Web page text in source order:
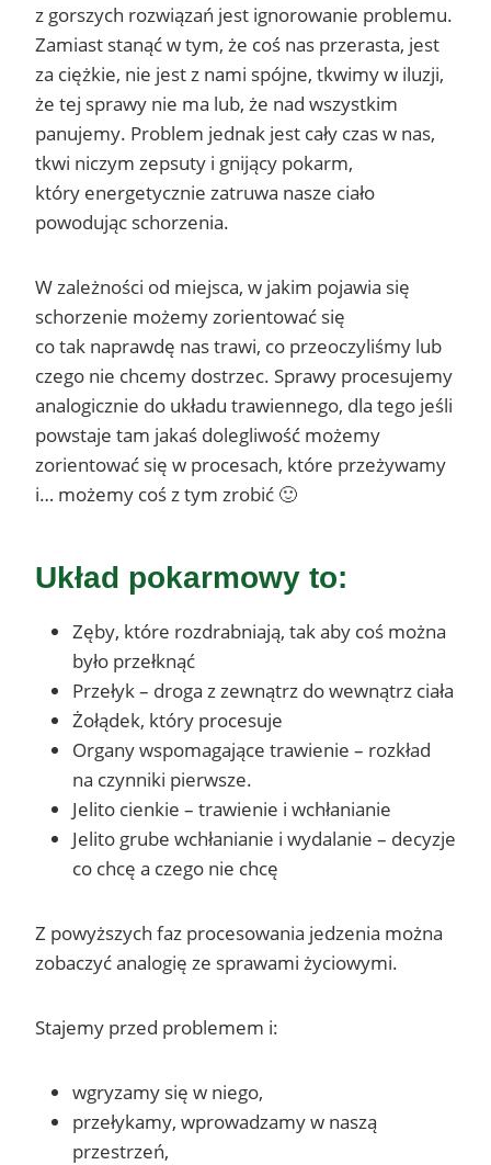
z gorszych rozwiązań jest ignorowanie problemu.
Zamiast stanąć w tym, że coś nas przerasta, jest
za ciężkie, nie jest z nami spójne, tkwimy w iluzji,
że tej sprawy nie ma lub, że nad wszystkim
panujemy. Problem jednak jest cały czas w nas,
tkwi niczym zepsuty i gnijący pokarm,
który energetycznie zatruwa nasze ciało
powodując schorzenia.
W zależności od miejsca, w jakim pojawia się
schorzenie możemy zorientować się
co tak naprawdę nas trawi, co przeoczyliśmy lub
czego nie chcemy dostrzec. Sprawy procesujemy
analogicznie do układu trawiennego, dla tego jeśli
powstaje tam jakaś dolegliwość możemy
zorientować się w procesach, które przeżywamy
i… możemy coś z tym zrobić 🙂
Układ pokarmowy to:
Zęby, które rozdrabniają, tak aby coś można
było przełknąć
Przełyk – droga z zewnątrz do wewnątrz ciała
Żołądek, który procesuje
Organy wspomagające trawienie – rozkład
na czynniki pierwsze.
Jelito cienkie – trawienie i wchłanianie
Jelito grube wchłanianie i wydalanie – decyzje
co chcę a czego nie chcę
Z powyższych faz procesowania jedzenia można
zobaczyć analogię ze sprawami życiowymi.
Stajemy przed problemem i:
wgryzamy się w niego,
przełykamy, wprowadzamy w naszą
przestrzeń,